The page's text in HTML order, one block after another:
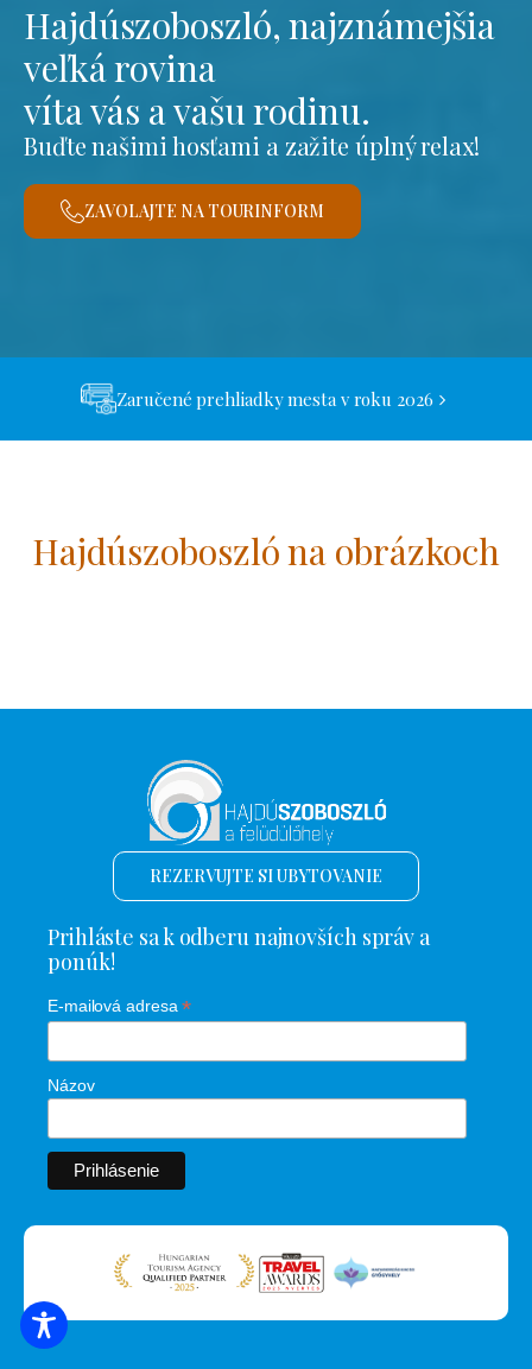
Hajdúszoboszló, najznámejšia
veľká rovina
víta vás a vašu rodinu.
Buďte našimi hosťami a zažite úplný relax!
ZAVOLAJTE NA TOURINFORM
Zaručené prehliadky mesta v roku 2026
Hajdúszoboszló na obrázkoch
REZERVUJTE SI UBYTOVANIE
Prihláste sa k odberu najnovších správ a
ponúk!
E-mailová adresa*
Názov